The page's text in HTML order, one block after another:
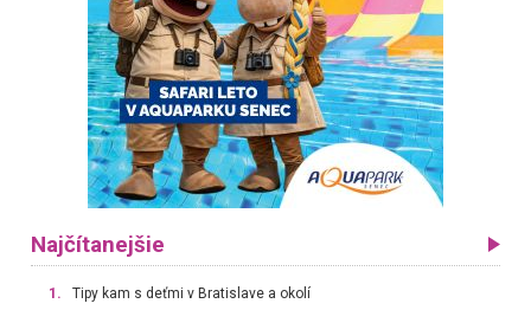
Najčítanejšie
1. Tipy kam s deťmi v Bratislave a okolí